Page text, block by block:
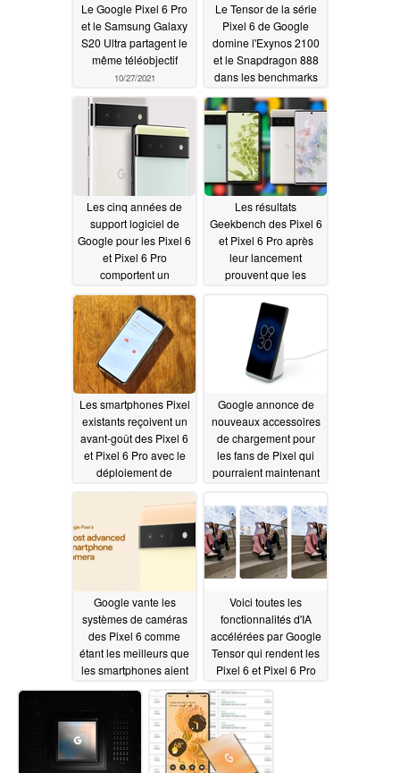
Le Google Pixel 6 Pro
et le Samsung Galaxy
S20 Ultra partagent le
même téléobjectif
10/27/2021
Le Tensor de la série
Pixel 6 de Google
domine l'Exynos 2100
et le Snapdragon 888
dans les benchmarks
GPU en conditions
réelles10/25/2021
Les cinq années de
support logiciel de
Google pour les Pixel 6
et Pixel 6 Pro
comportent un
avertissement
relativement important
10/24/2021
Les résultats
Geekbench des Pixel 6
et Pixel 6 Pro après
leur lancement
prouvent que les
de Google sont les
véritables successeurs
de la série Pixel 4
10/22/2021
Les smartphones Pixel
existants reçoivent un
avant-goût des Pixel 6
et Pixel 6 Pro avec le
déploiement de
Android 1210/20/2021
Google annonce de
nouveaux accessoires
de chargement pour
les fans de Pixel qui
pourraient maintenant
besoin10/20/2021
Google vante les
systèmes de caméras
des Pixel 6 comme
étant les meilleurs que
les smartphones aient
à offrir10/20/2021
Voici toutes les
fonctionnalités d'IA
accélérées par Google
Tensor qui rendent les
Pixel 6 et Pixel 6 Pro
plus intelligents que
n'importe quel Android
sur le marché